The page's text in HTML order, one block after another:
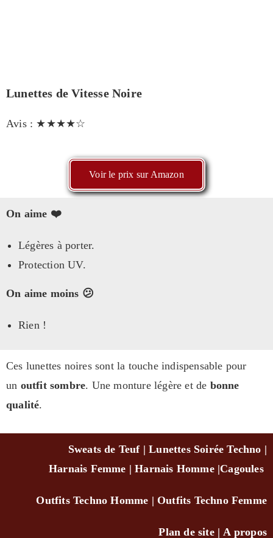
Lunettes de Vitesse Noire
Avis : ★★★★☆
Voir le prix sur Amazon
On aime ❤️
Légères à porter.
Protection UV.
On aime moins 😕
Rien !
Ces lunettes noires sont la touche indispensable pour
un outfit sombre. Une monture légère et de bonne
qualité.
Sweats de Teuf |Lunettes Soirée Techno |
Harnais Femme |Harnais Homme|Cagoules
Outfits Techno Homme | Outfits Techno Femme
Plan de site| A propos